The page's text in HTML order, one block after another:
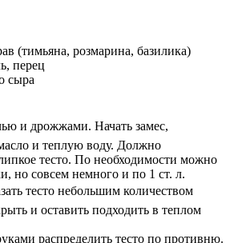
(тимьяна, розмарина, базилика)
перец
сыра
и дрожжами. Начать замес,
и теплую воду. Должно
тесто. По необходимости можно
но совсем немного и по 1 ст. л.
тесто небольшим количеством
и оставить подходить в теплом
распределить тесто по противню.